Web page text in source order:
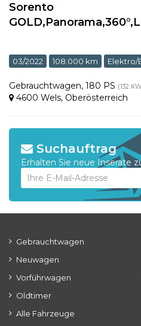
Sorento
03/2022 108.000 km Elektro/
Gebrauchtwagen, 180 PS (132
4600 Wels, Oberösterreich
Suchauftrag
Erhalten Sie neue Inserate
Gebrauchtwagen
Neuwagen
Vorführwagen
Oldtimer
Alle Fahrzeuge